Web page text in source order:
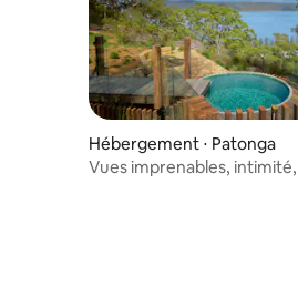
Hébergement ⋅ Patonga
Vues imprenables,